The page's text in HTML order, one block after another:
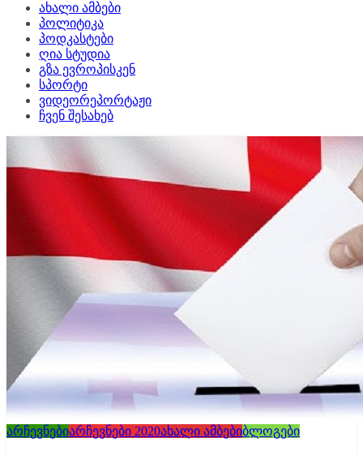
ახალი ამბები
პოლიტიკა
პოდკასტები
ღია სტუდია
გზა ევროპისკენ
სპორტი
ვიდეორეპორტაჟი
ჩვენ შესახებ
არჩევნებიარჩევნები 2020ახალი ამბებიბლოგები